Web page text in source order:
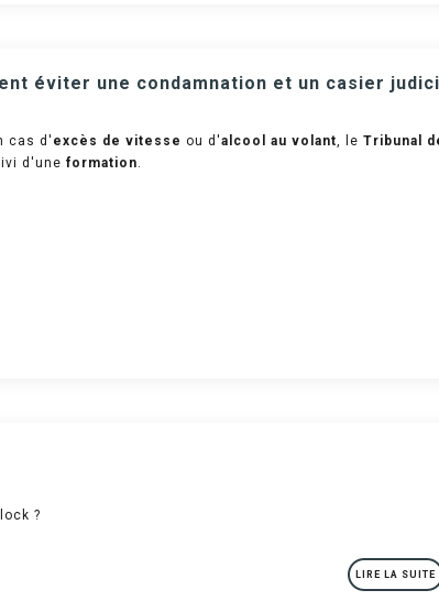
éviter une condamnation et un casier
cas d' excès de vitesse ou d'alcool au volant , le Tribunal
d'une formation
?
LIRE LA SUITE